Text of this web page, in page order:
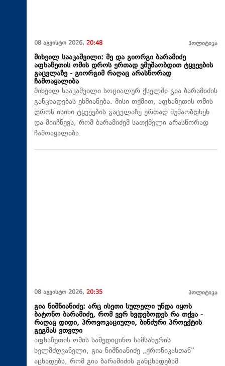
08 აგვისტო 2026, 20:48 პოლიტიკა
მიხეილ სააკაშვილი: მე და გიორგი ბარამიძე
აფხაზეთის ომის დროს ერთად ვმუშაობდით ტყვეების
გაცვლაზე - გიორგიმ რაღაც არასწორად
ჩამოაყალიბა
მიხეილ სააკაშვილი სოციალურ ქსელში გია ბარამიძის
განცხადებას ეხმიანება. მისი თქმით, აფხაზეთის ომის
დროს ისინი ტყვეების გაცვლაზე ერთად მუშაობდნენ
და მიიჩნევს, რომ ბარამიძემ სათქმელი არასწორად
ჩამოაყალიბა.
08 აგვისტო 2026, 20:35 პოლიტიკა
გია ნიშნიანიძე: არც ისეთი სულელი უნდა იყოს
ბატონო ბარამიძე, რომ ვერ ხვდებოდეს რა თქვა -
რაღაც დიდი, პროვოკაციული, ბინძური პროექტის
გეგმას ვთვლი
აფხაზეთის ომის სამედიცინო სამსახურის
ხელმძღვანელი, გია ნიშნიანიძე „ქრონიკასთან“
აცხადებს, რომ გია ბარამიძის განცხადებამ